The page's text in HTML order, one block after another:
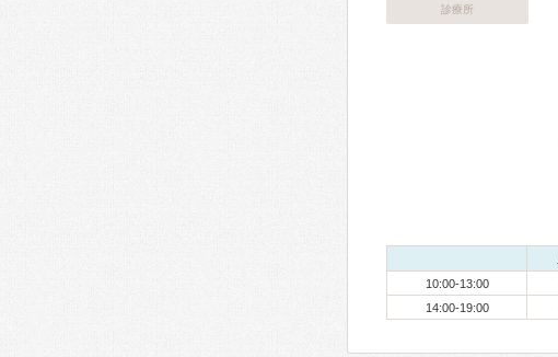
診療所
10:00-13:00
14:00-19:00